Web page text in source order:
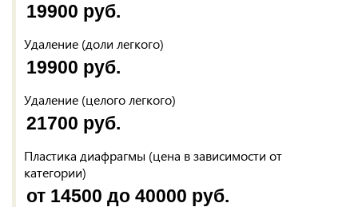
19900 руб.
Удаление (доли легкого)
19900 руб.
Удаление (целого легкого)
21700 руб.
Пластика диафрагмы (цена в зависимости от
категории)
от 14500 до 40000 руб.